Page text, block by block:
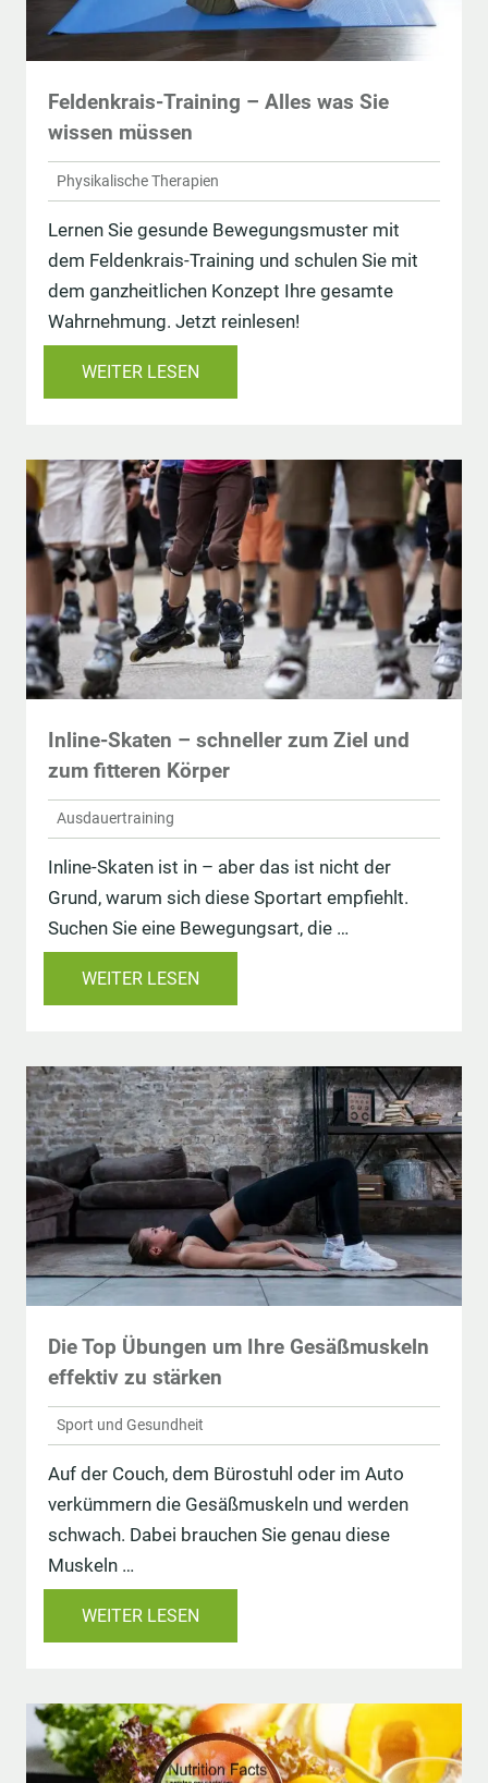
Feldenkrais-Training – Alles was Sie
wissen müssen
Physikalische Therapien
Lernen Sie gesunde Bewegungsmuster mit
dem Feldenkrais-Training und schulen Sie mit
dem ganzheitlichen Konzept Ihre gesamte
Wahrnehmung. Jetzt reinlesen!
WEITER LESEN
Inline-Skaten – schneller zum Ziel und
zum fitteren Körper
Ausdauertraining
Inline-Skaten ist in – aber das ist nicht der
Grund, warum sich diese Sportart empfiehlt.
Suchen Sie eine Bewegungsart, die …
WEITER LESEN
Die Top Übungen um Ihre Gesäßmuskeln
effektiv zu stärken
Sport und Gesundheit
Auf der Couch, dem Bürostuhl oder im Auto
verkümmern die Gesäßmuskeln und werden
schwach. Dabei brauchen Sie genau diese
Muskeln …
WEITER LESEN